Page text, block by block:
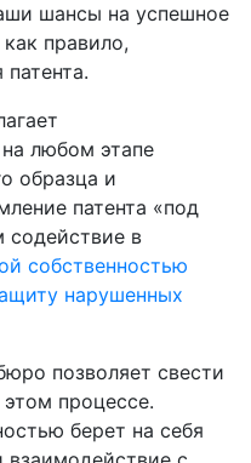
шансы на успешное
правило,
любом этапе
образца и
патента «под
в
собственностью
нарушенных
позволяет свести
процессе.
берет на себя